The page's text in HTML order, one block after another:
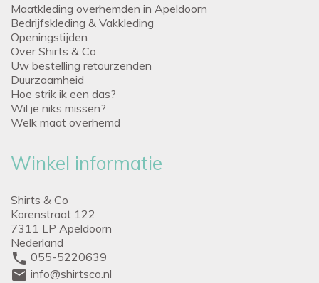
Maatkleding overhemden in Apeldoorn
Bedrijfskleding & Vakkleding
Openingstijden
Over Shirts & Co
Uw bestelling retourzenden
Duurzaamheid
Hoe strik ik een das?
Wil je niks missen?
Welk maat overhemd
Winkel informatie
Shirts & Co
Korenstraat 122
7311 LP Apeldoorn
Nederland
phone 055-5220639
mail info@shirtsco.nl